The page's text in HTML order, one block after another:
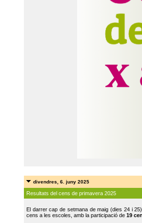
divendres, 6. juny 2025
Resultats del cens de primavera 2025
El darrer cap de setmana de maig (dies 24 i
cens a les escoles, amb la participació de 19